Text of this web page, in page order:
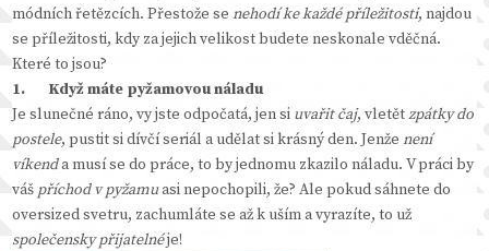
módních řetězcích. Přestože senehodí ke každé příležitosti, najdou
se příležitosti, kdy za jejich velikost budete neskonale vděčná.
Které to jsou?
1. Když máte pyžamovou náladu
Je slunečné ráno, vy jste odpočatá, jen si uvařit čaj, vletětzpátky do
postele, pustit si dívčí seriál a udělat si krásný den. Jenženení
víkenda musí se do práce, to by jednomu zkazilo náladu. V práci by
váš příchod v pyžamuasi nepochopili, že? Ale pokud sáhnete do
oversized svetru, zachumláte se až k uším a vyrazíte, to už
společensky přijatelnéje!